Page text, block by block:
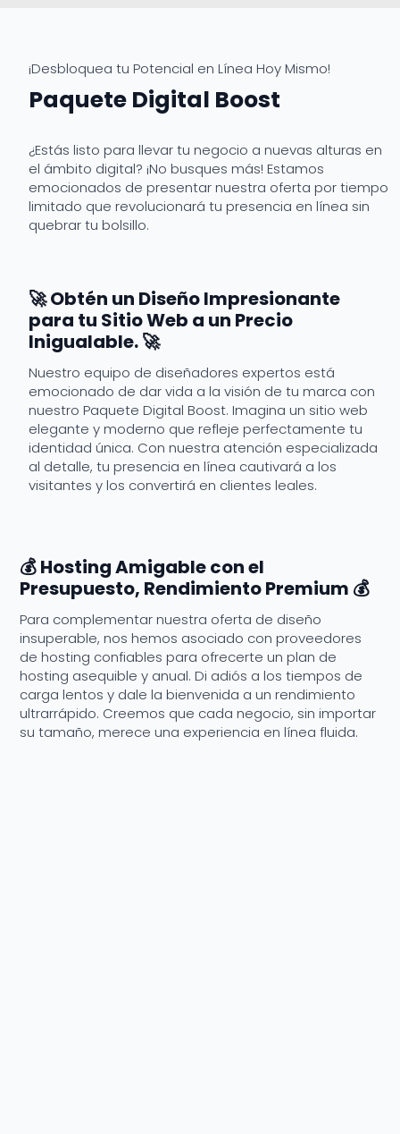
¡Desbloquea tu Potencial en Línea Hoy Mismo!
Paquete Digital Boost
¿Estás listo para llevar tu negocio a nuevas alturas en
el ámbito digital? ¡No busques más! Estamos
emocionados de presentar nuestra oferta por tiempo
limitado que revolucionará tu presencia en línea sin
quebrar tu bolsillo.
🚀 Obtén un Diseño Impresionante
para tu Sitio Web a un Precio
Inigualable. 🚀
Nuestro equipo de diseñadores expertos está
emocionado de dar vida a la visión de tu marca con
nuestro Paquete Digital Boost. Imagina un sitio web
elegante y moderno que refleje perfectamente tu
identidad única. Con nuestra atención especializada
al detalle, tu presencia en línea cautivará a los
visitantes y los convertirá en clientes leales.
💰 Hosting Amigable con el
Presupuesto, Rendimiento Premium 💰
Para complementar nuestra oferta de diseño
insuperable, nos hemos asociado con proveedores
de hosting confiables para ofrecerte un plan de
hosting asequible y anual. Di adiós a los tiempos de
carga lentos y dale la bienvenida a un rendimiento
ultrarrápido. Creemos que cada negocio, sin importar
su tamaño, merece una experiencia en línea fluida.